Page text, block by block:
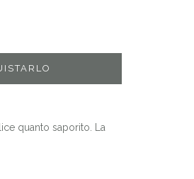
quanto saporito. La